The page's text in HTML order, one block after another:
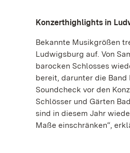
Konzerthighlights in
Bekannte Musikgrößen
Ludwigsburg auf. Von
barocken Schlosses
bereit, darunter die Band
Soundcheck vor den
Schlösser und Gärten
sind in diesem Jahr
Maße einschränken“,